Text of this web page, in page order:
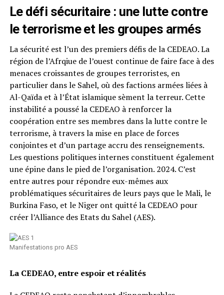
Le défi sécuritaire : une lutte contre
le terrorisme et les groupes armés
La sécurité est l’un des premiers défis de la CEDEAO. La
région de l’Afrqiue de l’ouest continue de faire face à des
menaces croissantes de groupes terroristes, en
particulier dans le Sahel, où des factions armées liées à
Al-Qaïda et à l’État islamique sèment la terreur. Cette
instabilité a poussé la CEDEAO à renforcer la
coopération entre ses membres dans la lutte contre le
terrorisme, à travers la mise en place de forces
conjointes et d’un partage accru des renseignements.
Les questions politiques internes constituent également
une épine dans le pied de l’organisation. 2024. C’est
entre autres pour répondre eux-mêmes aux
problématiques sécuritaires de leurs pays que le Mali, le
Burkina Faso, et le Niger ont quitté la CEDEAO pour
créer l’Alliance des Etats du Sahel (AES).
Manifestations pro AES
La CEDEAO, entre espoir et réalités